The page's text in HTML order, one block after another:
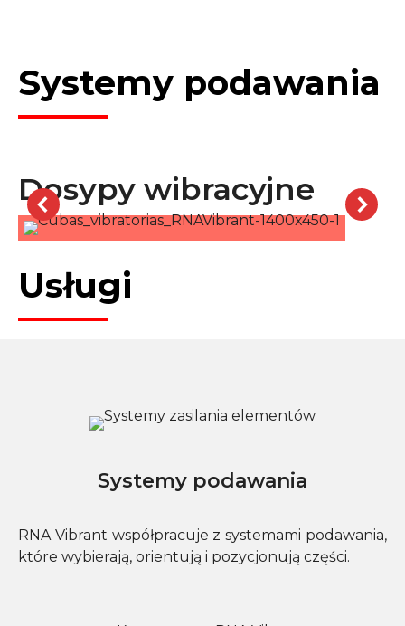
Systemy podawania
Dosypy wibracyjne
Usługi
Systemy podawania
RNA Vibrant współpracuje z systemami podawania,
które wybierają, orientują i pozycjonują części.